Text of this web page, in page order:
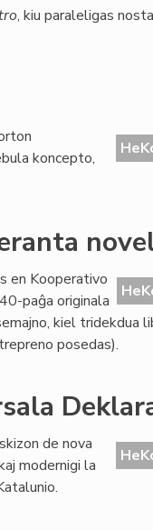
, kiu paraleligas
koncepto,
en Kooperativo
paĝa originala
kiel tridekdua
posedas).
de nova
modernigi la